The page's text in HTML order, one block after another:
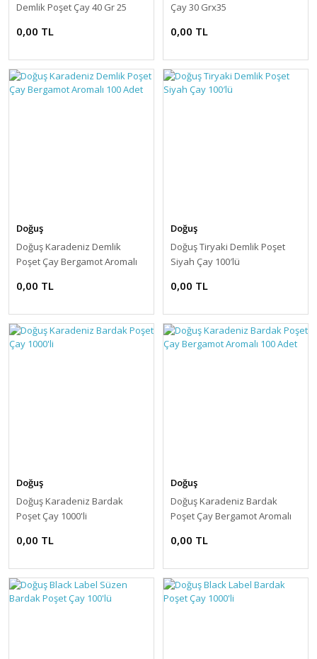
Demlik Poşet Çay 40 Gr 25
0,00 TL
Çay 30 Grx35
0,00 TL
Doğuş
Doğuş Karadeniz Demlik
Poşet Çay Bergamot Aromalı
0,00 TL
Doğuş
Doğuş Tiryaki Demlik Poşet
Siyah Çay 100′lü
0,00 TL
Doğuş
Doğuş Karadeniz Bardak
Poşet Çay 1000'li
0,00 TL
Doğuş
Doğuş Karadeniz Bardak
Poşet Çay Bergamot Aromalı
0,00 TL